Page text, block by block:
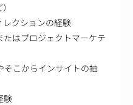
レクションの経験
たはプロジェクトマーケテ
そこからインサイトの抽
験